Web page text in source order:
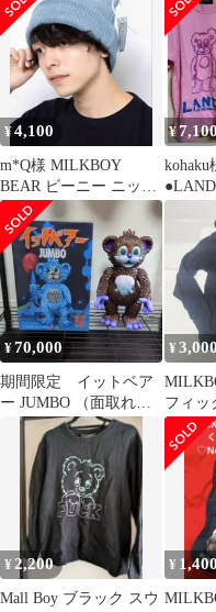
ま
¥4,100
m*Q様 MILKBOY
BEAR ビーニー ニット
帽
¥7,100
kohaku
bearT
¥70,000
期間限定 イットベア
ー JUMBO （面取れ）
ミルクボーイトイ
¥
フィ
パー
¥ 2,200
Mall Boy ブラック スウ
¥ 1,400